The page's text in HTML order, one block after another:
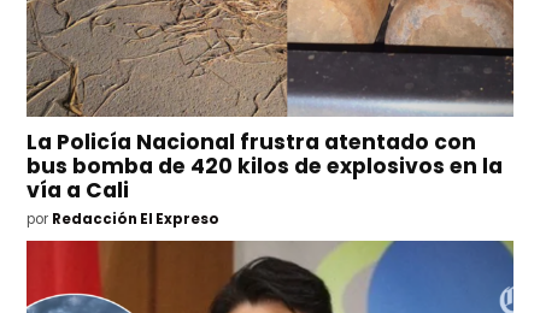
La Policía Nacional frustra atentado con
bus bomba de 420 kilos de explosivos en la
vía a Cali
por Redacción El Expreso